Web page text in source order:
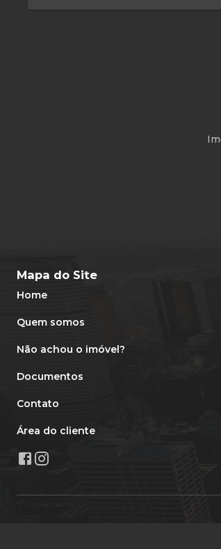
Mapa do Site
Home
Quem somos
Não achou o imóvel?
Documentos
Contato
Área do cliente